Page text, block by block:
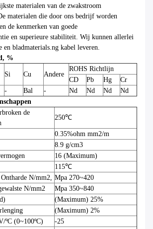
materialen van de zwakstroom
materialen die door ons bedrijf worden
de kenmerken van goede
en superieure stabiliteit. Wij kunnen allerlei
en bladmaterials.ng kabel leveren.
%
Si Cu Andere
ROHS Richtlijn
CD
Pb Hg
Cr
- Bal - Nd Nd Nd
Nd
de
250℃
0.35%ohm mm2/m
8.9 g/cm3
16 (Maximum)
115℃
N/mm2, Mpa 270~420
N/mm2
Mpa 350~840
(Maximum) 25%
(Maximum) 2%
ºC (0~100ºC)
-25